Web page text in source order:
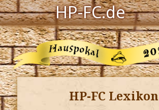
HP-FC.de
Navigation
Harry Potter
Der HP-FC
HogwartsHP-FC Lexikon